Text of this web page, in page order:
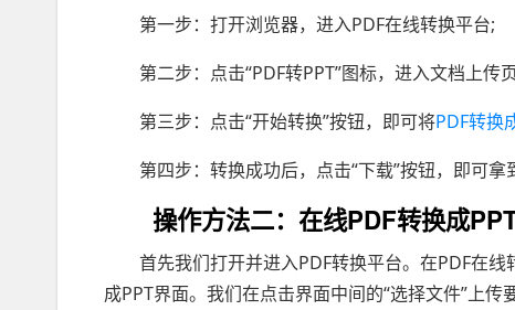
第一步：打开浏览器，进入PDF在线转换平台;
第二步：点击“PDF转PPT”图标，进入文档上传
第三步：点击“开始转换”按钮，即可将PDF转换
第四步：转换成功后，点击“下载”按钮，即可拿
操作方法二：在线PDF转换成
首先我们打开并进入PDF转换平台。在PDF在线
成PPT界面。我们在点击界面中间的“选择文件”上